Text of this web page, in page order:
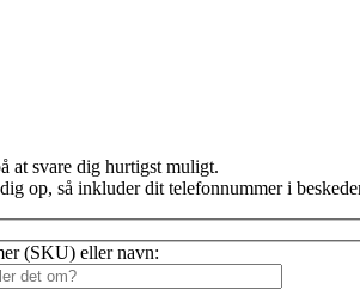
at svare dig hurtigst muligt.
op, så inkluder dit telefonnummer i
(SKU) eller navn: